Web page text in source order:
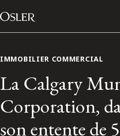
Passer au contenu
Main Navigation
IMMOBILIER COMMERCIAL
La Calgary
Corporation,
son entente de